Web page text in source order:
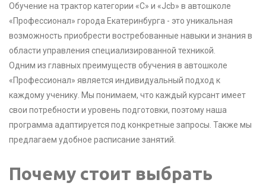
Обучение на трактор категории «С» и «Jcb» в автошколе
«Профессионал» города Екатеринбурга - это уникальная
возможность приобрести востребованные навыки и знания в
области управления специализированной техникой.
Одним из главных преимуществ обучения в автошколе
«Профессионал» является индивидуальный подход к
каждому ученику. Мы понимаем, что каждый курсант имеет
свои потребности и уровень подготовки, поэтому наша
программа адаптируется под конкретные запросы. Также мы
предлагаем удобное расписание занятий.
Почему стоит выбрать